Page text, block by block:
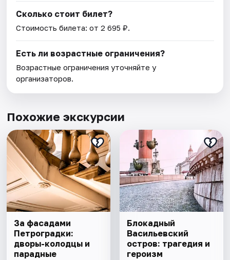
Сколько стоит билет?
Стоимость билета: от 2 695 ₽.
Есть ли возрастные ограничения?
Возрастные ограничения уточняйте у
организаторов.
Похожие экскурсии
За фасадами
Петроградки:
дворы-колодцы и
парадные
Блокадный
Васильевский
остров: трагедия и
героизм